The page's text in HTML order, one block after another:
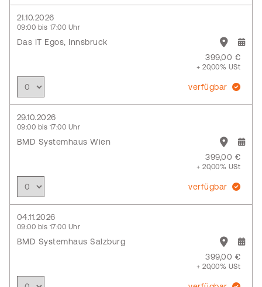
21.10.2026
09:00 bis 17:00 Uhr
Das IT Egos, Innsbruck
399,00 €
+ 20,00% USt
verfügbar
29.10.2026
09:00 bis 17:00 Uhr
BMD Systemhaus Wien
399,00 €
+ 20,00% USt
verfügbar
04.11.2026
09:00 bis 17:00 Uhr
BMD Systemhaus Salzburg
399,00 €
+ 20,00% USt